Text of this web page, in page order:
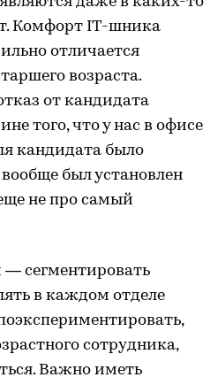
Комфорт IT-шника
отличается
возраста.
от кандидата
того, что у нас в офисе
кандидата было
был установлен
не про самый
сегментировать
в каждом отделе
сотрудника,
Важно иметь